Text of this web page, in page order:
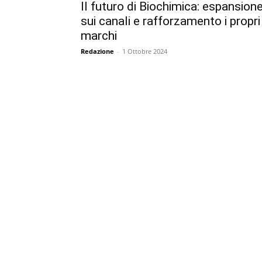
Il futuro di Biochimica:
sui canali e rafforzamento i propri
marchi
Redazione - 1 Ottobre 2024